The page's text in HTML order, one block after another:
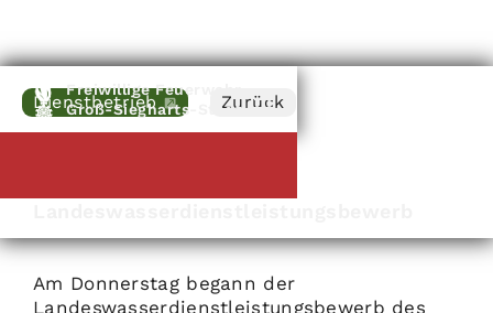
Freiwillige Feuerwehr
Groß-Siegharts-Stadt
Dienstbetrieb Zurück
Am Donnerstag begann der
Landeswasserdienstleistungsbewerb des